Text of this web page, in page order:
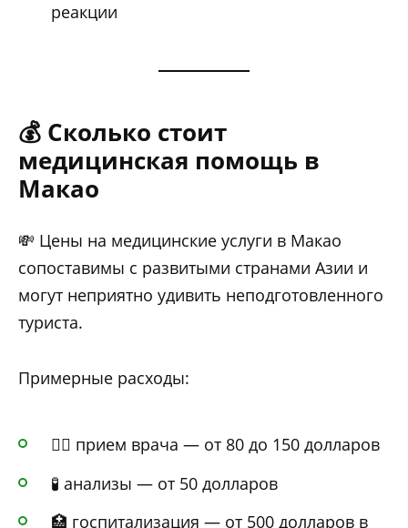
реакции
💰 Сколько стоит
медицинская помощь в
Макао
💸 Цены на медицинские услуги в Макао
сопоставимы с развитыми странами Азии и
могут неприятно удивить неподготовленного
туриста.
Примерные расходы:
👨‍⚕️ прием врача — от 80 до 150 долларов
🧪 анализы — от 50 долларов
🏥 госпитализация — от 500 долларов в